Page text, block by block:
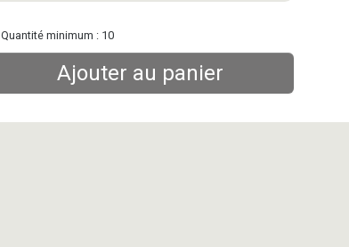
Quantité minimum : 10
Ajouter au panier